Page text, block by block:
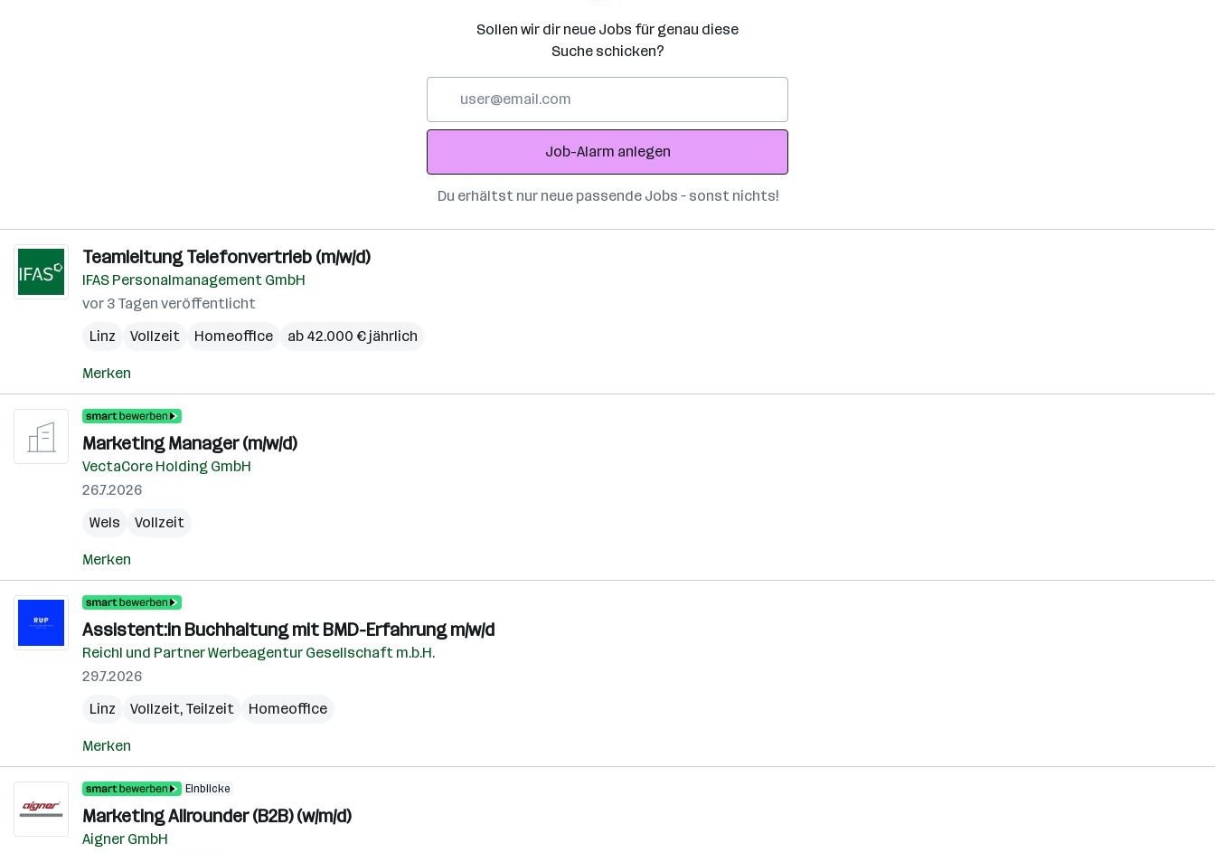
Sollen wir dir neue Jobs für genau diese
Suche schicken?
Adresse
Job-Alarm anlegen
Du erhältst nur neue passende Jobs – sonst nichts!
Teamleitung Telefonvertrieb (m/w/d)
IFAS Personalmanagement GmbH
vor 3 Tagen veröffentlicht
Linz
Vollzeit Homeoffice ab 42.000 € jährlich
Merken
Marketing Manager (m/w/d)
VectaCore Holding GmbH
26.7.2026
Wels
Vollzeit
Merken
Assistent:in Buchhaltung mit BMD-Erfahrung m/w/d
Reichl und Partner Werbeagentur Gesellschaft m.b.H.
29.7.2026
Linz
Vollzeit, Teilzeit Homeoffice
Merken
Einblicke
Marketing Allrounder (B2B) (w/m/d)
Aigner GmbH